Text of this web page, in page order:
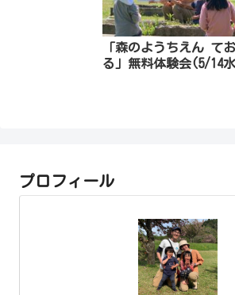
「森のようちえん て
る」無料体験会(5/14
プロフィール